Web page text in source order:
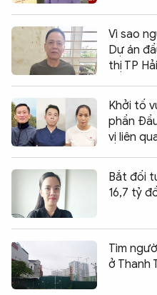
Vì sao
Dự án
thị TP
Khởi tố
phần
vị liên
Bắt đối
16,7 tỷ
Tìm
ở Thanh